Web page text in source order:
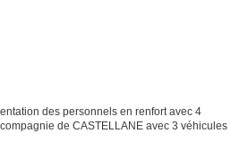
des personnels en renfort avec 4
de CASTELLANE avec 3 véhicules